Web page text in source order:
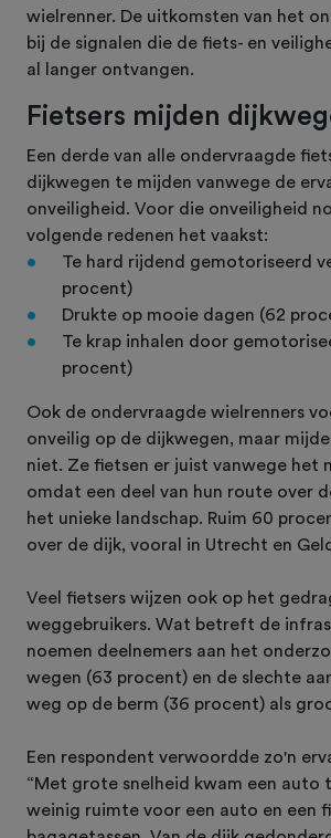
wielrenner. De uitkomsten van het
bij de signalen die de fiets- en
al langer ontvangen.
Fietsers mijden
Een derde van alle ondervraagde
dijkwegen te mijden vanwege de
onveiligheid. Voor die onveiligheid
volgende redenen het vaakst:
Te hard rijdend gemotoriseerd
procent)
Drukte op mooie dagen (62
Te krap inhalen door
procent)
Ook de ondervraagde wielrenners
onveilig op de dijkwegen, maar
niet. Ze fietsen er juist vanwege het
omdat een deel van hun route over
het unieke landschap. Ruim 60
over de dijk, vooral in Utrecht en
Veel fietsers wijzen ook op het
weggebruikers. Wat betreft de
noemen deelnemers aan het
wegen (63 procent) en de slechte
weg op de berm (36 procent) als
Een respondent verwoordde zo'n
“Met grote snelheid kwam een auto
weinig ruimte voor een auto en een